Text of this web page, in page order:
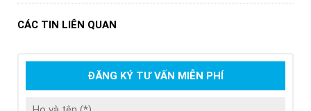
CÁC TIN LIÊN QUAN
ĐĂNG KÝ TƯ VẤN MIỄN PHÍ